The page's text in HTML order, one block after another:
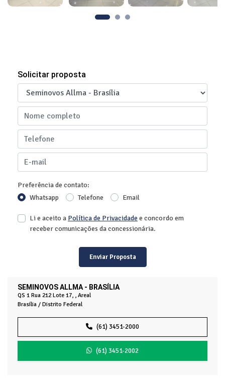
SEMINOVOS ALLMA - BRASÍLIA
QS 1 Rua 212 Lote 17, , Areal
Brasília / Distrito Federal
(61) 3451-2000
(61) 3451-2002
Solicitar proposta
Preferência de contato:
Whatsapp
Telefone Email
Li e aceito a Política de Privacidadee concordo em
receber comunicações da concessionária.
Enviar Proposta